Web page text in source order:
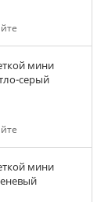
мини
серый
мини